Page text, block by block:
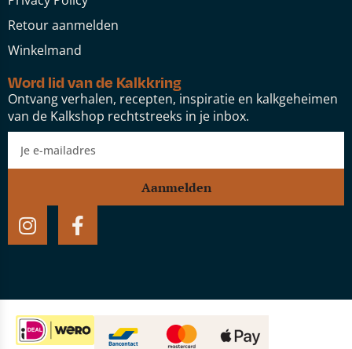
Retour aanmelden
Winkelmand
Word lid van de Kalkkring
Ontvang verhalen, recepten, inspiratie en kalkgeheimen
van de Kalkshop rechtstreeks in je inbox.
Aanmelden